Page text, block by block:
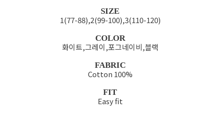
SIZE
1(77-88),2(99-100),3(110-120)
COLOR
화이트,그레이,포그네이비,블랙
FABRIC
Cotton 100%
FIT
Easy fit